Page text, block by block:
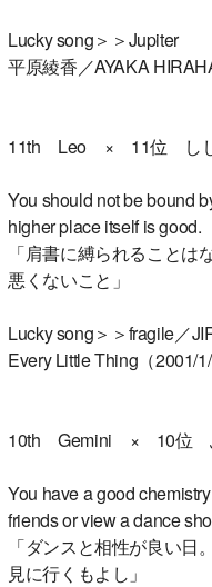
Lucky song＞＞Jupiter
平原綾香／AYAKA
11th Leo × 11位 し
You should not be bound
higher place itself is good.
「肩書に縛られること
悪くないこと」
Lucky song＞＞fragile／
Every Little Thing（2001/1/
10th Gemini × 10位
You have a good
friends or view a dance
「ダンスと相性が良い
見に行くもよし」